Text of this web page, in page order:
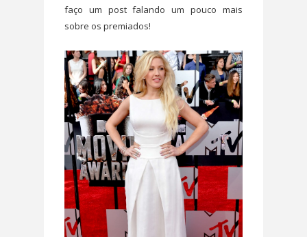
faço um post falando um pouco mais
sobre os premiados!